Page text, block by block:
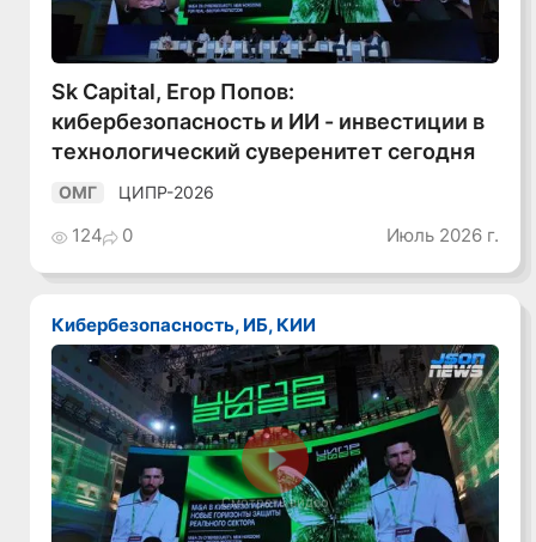
Sk Capital, Егор Попов:
кибербезопасность и ИИ - инвестиции в
технологический суверенитет сегодня
ОМГ ЦИПР-2026
124 0 Июль 2026 г.
Кибербезопасность, ИБ, КИИ
Смотреть видео